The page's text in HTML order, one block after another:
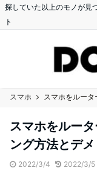
探していた以上のモノが見
ト
スマホ
スマホをルー
ング方法とデ
2022/3/4 2022/3/5